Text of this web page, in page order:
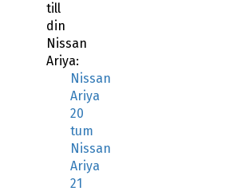
till
din
Nissan
Ariya:
Nissan
Ariya
20
tum
Nissan
Ariya
21